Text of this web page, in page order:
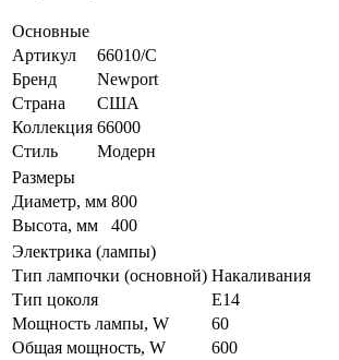
Основные
Артикул
66010/C
Бренд
Newport
Страна
США
Коллекция 66000
Стиль
Модерн
Размеры
Диаметр, мм 800
Высота, мм
400
Электрика (лампы)
Тип лампочки (основной) Накаливания
Тип цоколя
E14
Мощность лампы, W
60
Общая мощность, W
600